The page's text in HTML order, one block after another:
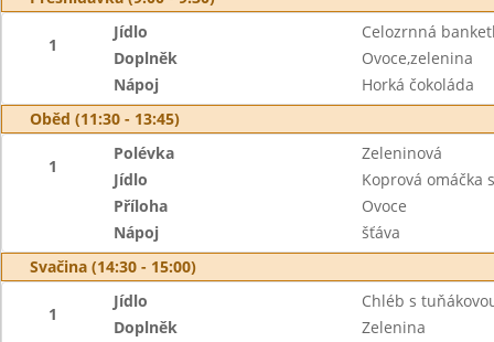
1
Jídlo
Celozrnná
Doplněk
Ovoce,zelenina
Nápoj
Horká čokoláda
Oběd (11:30 - 13:45)
1
Polévka
Zeleninová
Jídlo
Koprová omáčka
Příloha
Ovoce
Nápoj
šťáva
Svačina (14:30 - 15:00)
1
Jídlo
Chléb s
Doplněk
Zelenina